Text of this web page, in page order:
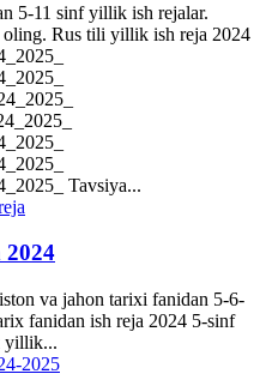
5-11 sinf yillik ish rejalar.
Rus tili yillik ish reja 2024
Tavsiya...
va jahon tarixi fanidan 5-6-
fanidan ish reja 2024 5-sinf
yillik...